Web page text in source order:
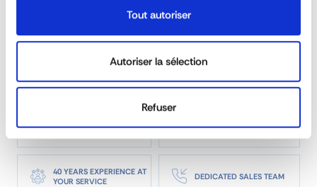
Tout autoriser
Autoriser la sélection
Refuser
What is the purpose of a lashing bar?
Can the lashing bars be customised?
CUSTOM SOLUTIONS
AVAILABILITY
40 YEARS EXPERIENCE AT
YOUR SERVICE
DEDICATED SALES TEAM